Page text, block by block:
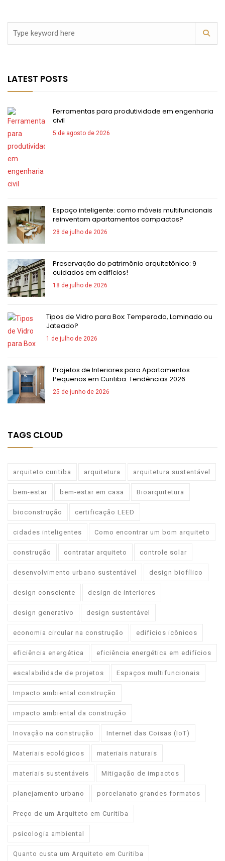
LATEST POSTS
Ferramentas para produtividade em engenharia
civil
5 de agosto de 2026
Espaço inteligente: como móveis multifuncionais
reinventam apartamentos compactos?
28 de julho de 2026
Preservação do patrimônio arquitetônico: 9
cuidados em edifícios!
18 de julho de 2026
Tipos de Vidro para Box: Temperado, Laminado ou
Jateado?
1 de julho de 2026
Projetos de Interiores para Apartamentos
Pequenos em Curitiba: Tendências 2026
25 de junho de 2026
TAGS CLOUD
arquiteto curitiba arquitetura arquitetura sustentável
bem-estar bem-estar em casa Bioarquitetura
bioconstrução certificação LEED
cidades inteligentes Como encontrar um bom arquiteto
construção contratar arquiteto controle solar
desenvolvimento urbano sustentável design biofílico
design consciente design de interiores
design generativo design sustentável
economia circular na construção edifícios icônicos
eficiência energética eficiência energética em edifícios
escalabilidade de projetos Espaços multifuncionais
Impacto ambiental construção
impacto ambiental da construção
Inovação na construção Internet das Coisas (IoT)
Materiais ecológicos materiais naturais
materiais sustentáveis Mitigação de impactos
planejamento urbano porcelanato grandes formatos
Preço de um Arquiteto em Curitiba
psicologia ambiental
Quanto custa um Arquiteto em Curitiba